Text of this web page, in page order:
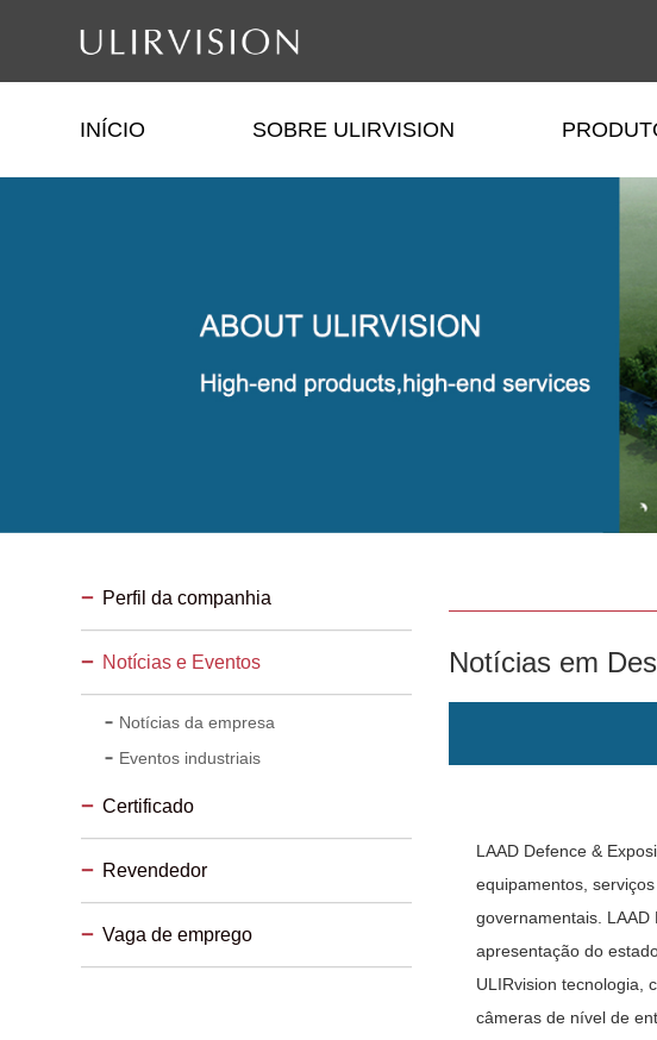
INÍCIO SOBRE ULIRVISION
Notícias em
LAAD Defence &
equipamentos,
governamentais.
apresentação do
ULIRvision tecnologia,
câmeras de nível de
Perfil da companhia
Notícias e Eventos
Notícias da empresa
Eventos industriais
Certificado
Revendedor
Vaga de emprego